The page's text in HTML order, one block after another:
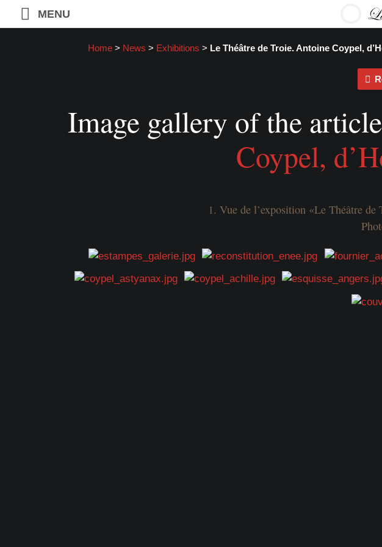
MENU
Home > News > Exhibitions > Le Théâtre de Troie. Antoine Coypel,
Image gallery of the article
Coypel,
1. Vue de l’exposition «Le Théâtre